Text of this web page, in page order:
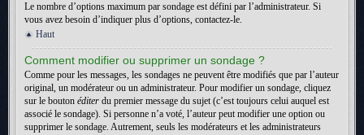
Le nombre d’options maximum par sondage est défini par l’administrateur. Si
vous avez besoin d’indiquer plus d’options, contactez-le.
Haut
Comment modifier ou supprimer un sondage ?
Comme pour les messages, les sondages ne peuvent être modifiés que par l’auteur
original, un modérateur ou un administrateur. Pour modifier un sondage, cliquez
sur le bouton éditer du premier message du sujet (c’est toujours celui auquel est
associé le sondage). Si personne n’a voté, l’auteur peut modifier une option ou
supprimer le sondage. Autrement, seuls les modérateurs et les administrateurs